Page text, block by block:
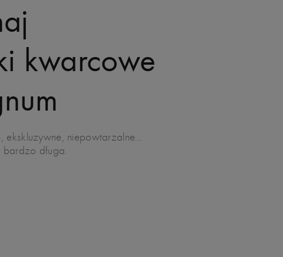
kwarcowe
ekskluzywne, niepowtarzalne…
bardzo długa.